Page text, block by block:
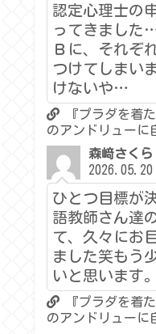
認定心理士の
ってきました
Ｂに、それぞ
つけてしまい
けないや…
『プラダを着
のアンドリューに
森﨑さくら
2026.05.20
ひとつ目標が
語教師さん達
て、久々にお
ました笑もう
いと思います。
『プラダを着
のアンドリューに